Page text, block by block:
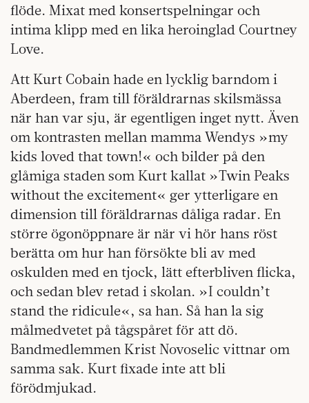
flöde. Mixat med konsertspelningar och
intima klipp med en lika heroinglad Courtney
Love.
Att Kurt Cobain hade en lycklig barndom i
Aberdeen, fram till föräldrarnas skilsmässa
när han var sju, är egentligen inget nytt. Även
om kontrasten mellan mamma Wendys »my
kids loved that town!« och bilder på den
glåmiga staden som Kurt kallat »Twin Peaks
without the excitement« ger ytterligare en
dimension till föräldrarnas dåliga radar. En
större ögonöppnare är när vi hör hans röst
berätta om hur han försökte bli av med
oskulden med en tjock, lätt efterbliven flicka,
och sedan blev retad i skolan. »I couldn’t
stand the ridicule«, sa han. Så han la sig
målmedvetet på tågspåret för att dö.
Bandmedlemmen Krist Novoselic vittnar om
samma sak. Kurt fixade inte att bli
förödmjukad.